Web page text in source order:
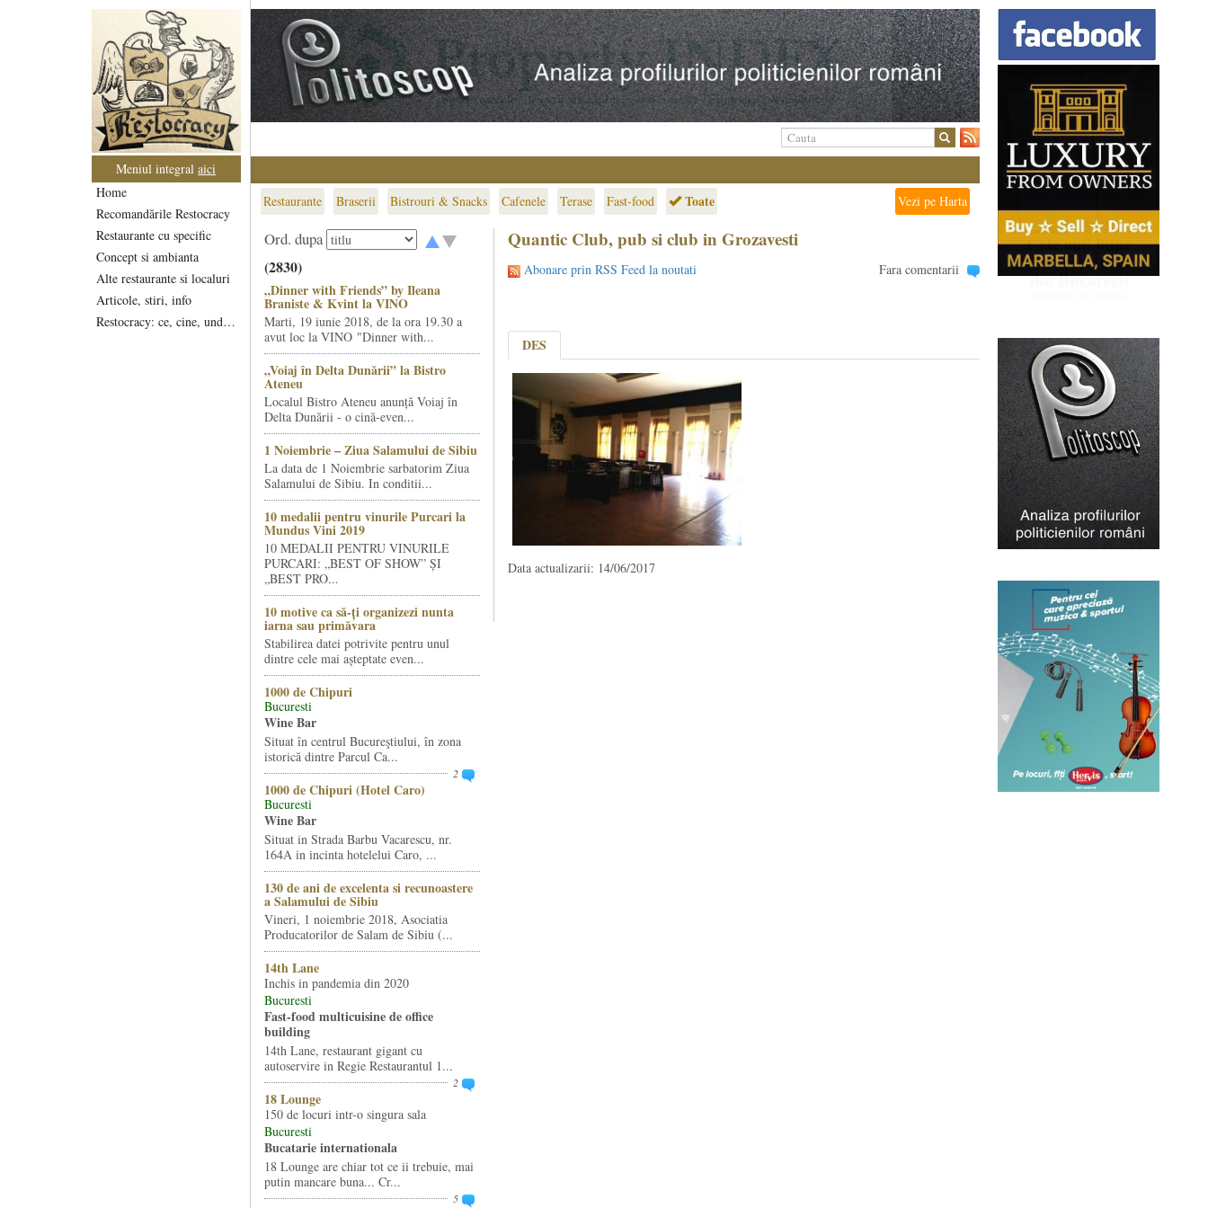
Meniul integralaici
Home
Recomandările Restocracy
Restaurante cu specific
Concept si ambianta
Alte restaurante si localuri
Articole, stiri, info
Restocracy: ce, cine, unde...
Restaurante Braserii Bistrouri & Snacks Cafenele Terase Fast-food Toate Vezi pe Harta
Ord. dupa
(2830)
„Dinner with Friends” by Ileana
Braniste & Kvint la VINO
Marti, 19 iunie 2018, de la ora 19.30 a
avut loc la VINO "Dinner with...
„Voiaj în Delta Dunării” la Bistro
Ateneu
Localul Bistro Ateneu anunță Voiaj în
Delta Dunării - o cină-even...
1 Noiembrie – Ziua Salamului de Sibiu
La data de 1 Noiembrie sarbatorim Ziua
Salamului de Sibiu. In conditii...
10 medalii pentru vinurile Purcari la
Mundus Vini 2019
10 MEDALII PENTRU VINURILE
PURCARI: „BEST OF SHOW” ȘI
„BEST PRO...
10 motive ca să-ți organizezi nunta
iarna sau primăvara
Stabilirea datei potrivite pentru unul
dintre cele mai așteptate even...
1000 de Chipuri
Bucuresti
Wine Bar
Situat în centrul Bucureştiului, în zona
istorică dintre Parcul Ca...
2
1000 de Chipuri (Hotel Caro)
Bucuresti
Wine Bar
Situat in Strada Barbu Vacarescu, nr.
164A in incinta hotelelui Caro, ...
130 de ani de excelenta si recunoastere
a Salamului de Sibiu
Vineri, 1 noiembrie 2018, Asociatia
Producatorilor de Salam de Sibiu (...
14th Lane
Inchis in pandemia din 2020
Bucuresti
Fast-food multicuisine de office
building
14th Lane, restaurant gigant cu
autoservire in Regie Restaurantul 1...
2
18 Lounge
150 de locuri intr-o singura sala
Bucuresti
Bucatarie internationala
18 Lounge are chiar tot ce ii trebuie, mai
putin mancare buna... Cr...
5
Quantic Club, pub si club in Grozavesti
Abonare prin RSS Feed la noutati Fara comentarii
DES
Data actualizarii: 14/06/2017